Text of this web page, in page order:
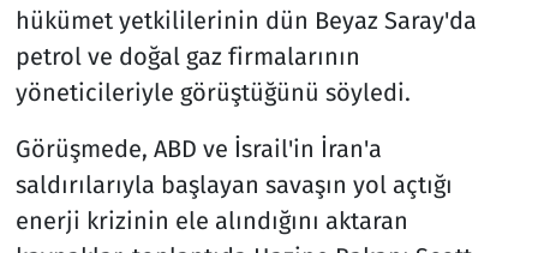
hükümet yetkililerinin dün Beyaz Saray'da
petrol ve doğal gaz firmalarının
yöneticileriyle görüştüğünü söyledi.
Görüşmede, ABD ve İsrail'in İran'a
saldırılarıyla başlayan savaşın yol açtığı
enerji krizinin ele alındığını aktaran